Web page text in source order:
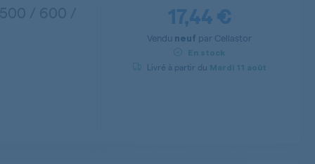
17,44 €
Vendu neuf par Cellastor
En stock
Livré à partir du Mardi 11 août